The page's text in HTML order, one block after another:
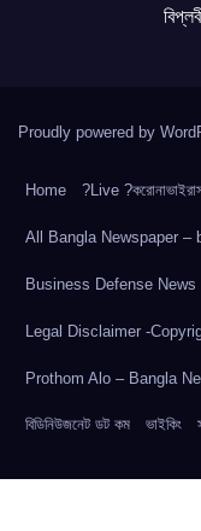
Proudly powered by
Home ?Live
All Bangla Newspaper –
Business Defense News
Legal Disclaimer -
Prothom Alo – Bangla
বিডিনিউজনেট ডট কম ভাইকিং